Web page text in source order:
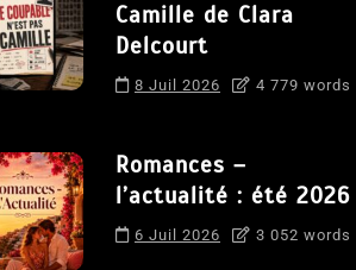
Camille de Clara
Delcourt
8 Juil 2026 4 779 words
Romances –
l’actualité : été 2026
6 Juil 2026 3 052 words